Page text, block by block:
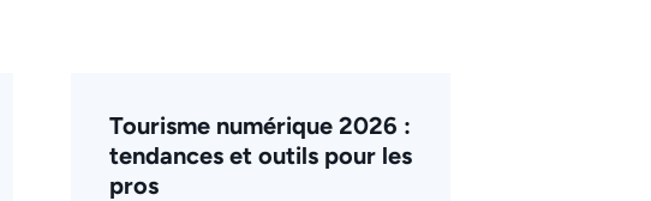
Tourisme numérique 2026 :
tendances et outils pour les
pros